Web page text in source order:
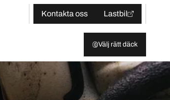
Kontakta oss
Lastbil
Välj rätt däck